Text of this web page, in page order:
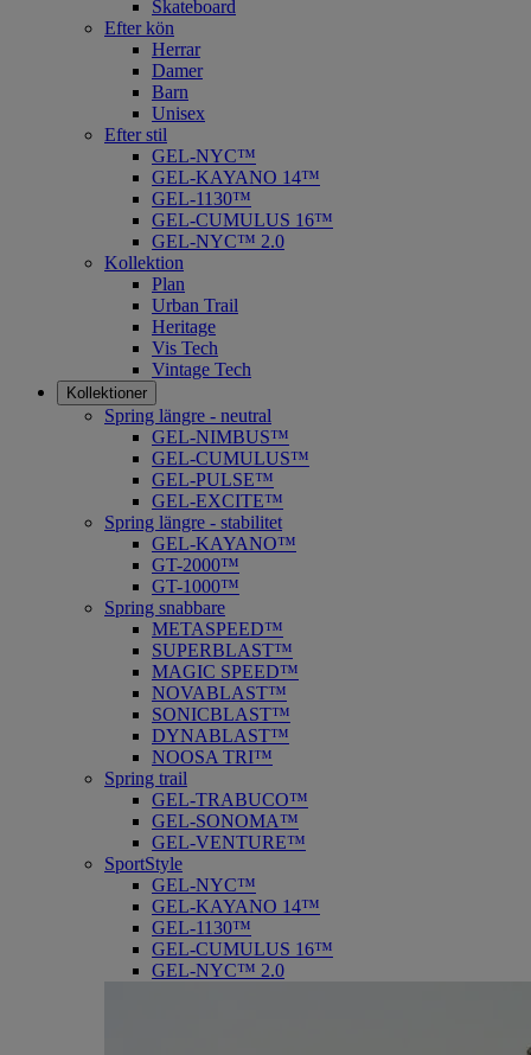
Skateboard
Efter kön
Herrar
Damer
Barn
Unisex
Efter stil
GEL-NYC™
GEL-KAYANO 14™
GEL-1130™
GEL-CUMULUS 16™
GEL-NYC™ 2.0
Kollektion
Plan
Urban Trail
Heritage
Vis Tech
Vintage Tech
Kollektioner
Spring längre - neutral
​GEL-NIMBUS™
GEL-CUMULUS™
GEL-PULSE™
GEL-EXCITE™
Spring längre - stabilitet
GEL-KAYANO™
GT-2000™
GT-1000™
Spring snabbare
METASPEED™
SUPERBLAST™
MAGIC SPEED™
NOVABLAST™
SONICBLAST™
DYNABLAST™
NOOSA TRI™
Spring trail
GEL-TRABUCO™
GEL-SONOMA™
GEL-VENTURE™
SportStyle
GEL-NYC™
GEL-KAYANO 14™
GEL-1130™
GEL-CUMULUS 16™
GEL-NYC™ 2.0